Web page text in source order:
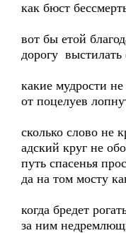
как бюст
вот бы етой
дорогу выстилать
какие мудрости
от поцелуев
сколько слово не
адский круг не
путь спасенья
да на том мосту
когда бредет
за ним